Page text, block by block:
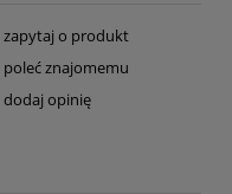
zapytaj o produkt
poleć znajomemu
dodaj opinię